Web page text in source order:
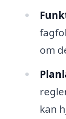
om
kan